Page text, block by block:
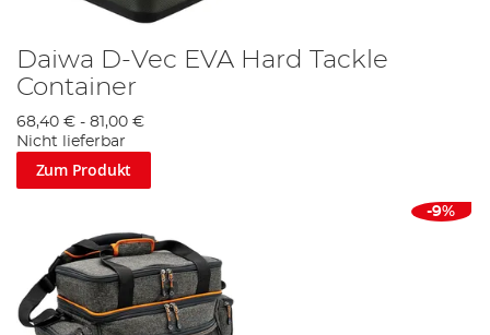
Daiwa D-Vec EVA Hard Tackle
Container
68,40 € - 81,00 €
Nicht lieferbar
Zum Produkt
-9%